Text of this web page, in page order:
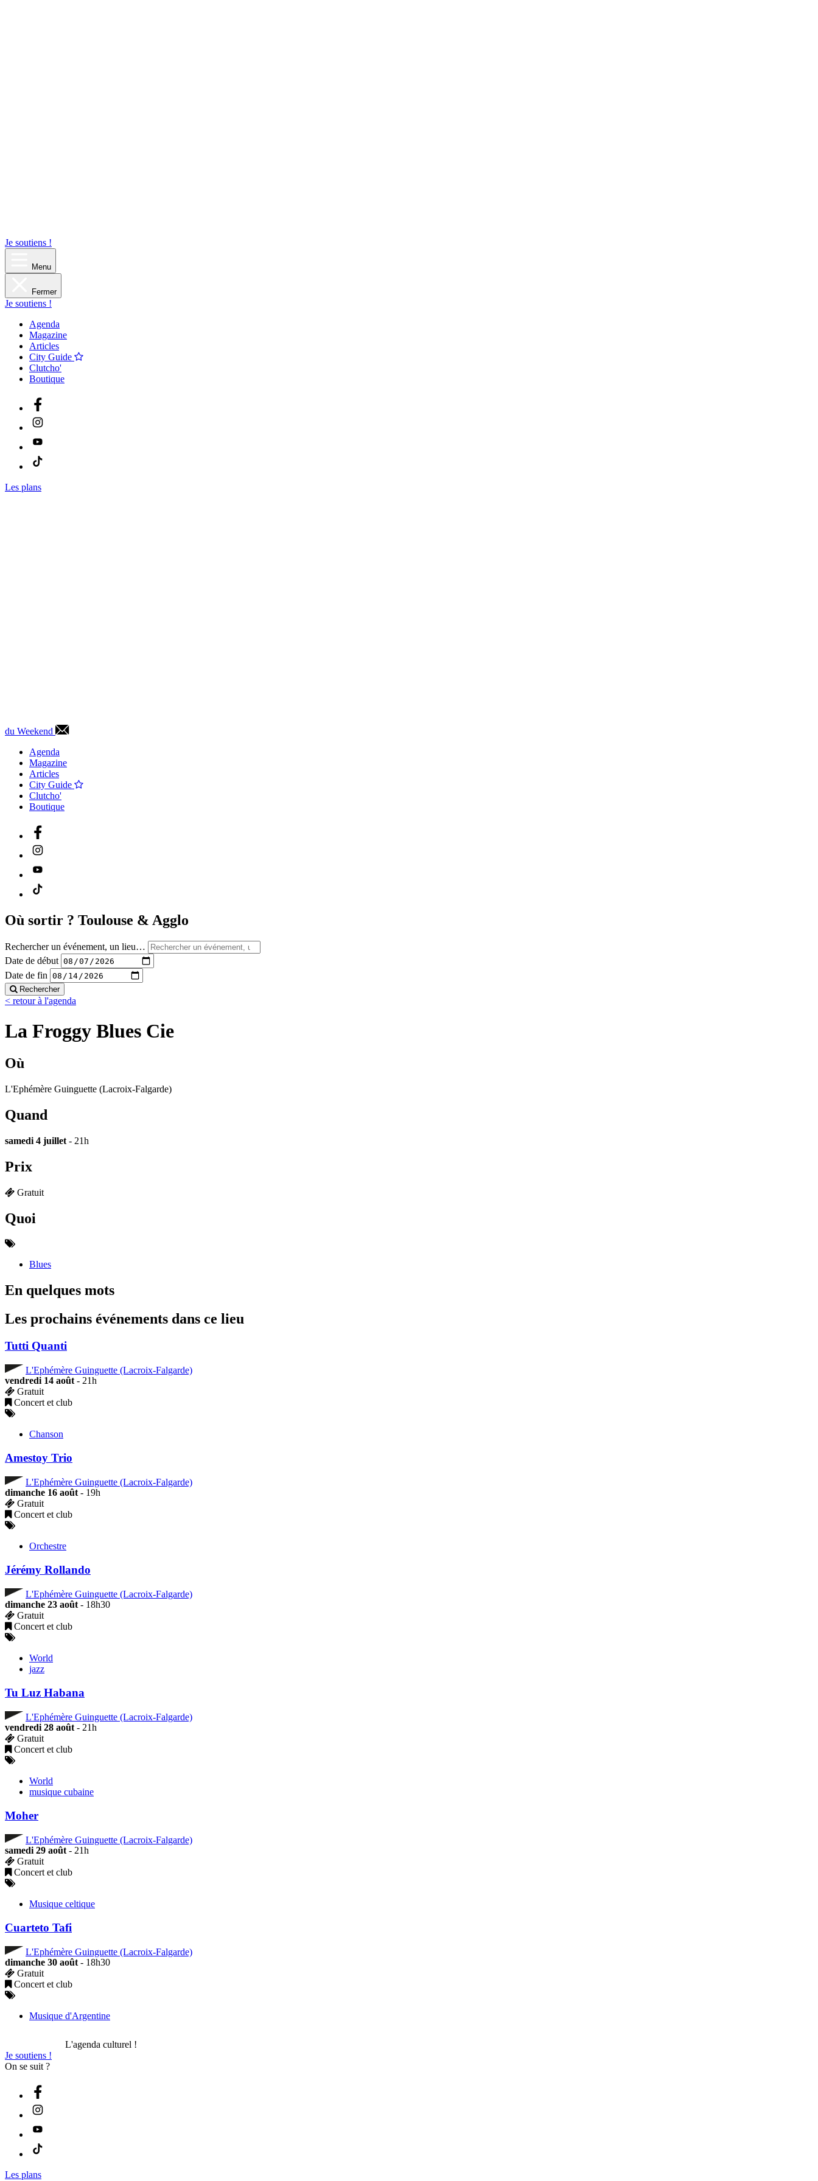
Je soutiens !
Menu
Fermer
Je soutiens !
Agenda
Magazine
Articles
City Guide
Clutcho'
Boutique
Les plans
du Weekend
Agenda
Magazine
Articles
City Guide
Clutcho'
Boutique
Où sortir ? Toulouse & Agglo
Rechercher un événement, un lieu…
Date de début
Date de fin
Rechercher
< retour à l'agenda
La Froggy Blues Cie
Où
L'Ephémère Guinguette (Lacroix-Falgarde)
Quand
samedi 4 juillet - 21h
Prix
Gratuit
Quoi
Blues
En quelques mots
Les prochains événements dans ce lieu
Tutti Quanti
L'Ephémère Guinguette (Lacroix-Falgarde)
vendredi 14 août- 21h
Gratuit
Concert et club
Chanson
Amestoy Trio
L'Ephémère Guinguette (Lacroix-Falgarde)
dimanche 16 août- 19h
Gratuit
Concert et club
Orchestre
Jérémy Rollando
L'Ephémère Guinguette (Lacroix-Falgarde)
dimanche 23 août- 18h30
Gratuit
Concert et club
World
jazz
Tu Luz Habana
L'Ephémère Guinguette (Lacroix-Falgarde)
vendredi 28 août- 21h
Gratuit
Concert et club
World
musique cubaine
Moher
L'Ephémère Guinguette (Lacroix-Falgarde)
samedi 29 août- 21h
Gratuit
Concert et club
Musique celtique
Cuarteto Tafi
L'Ephémère Guinguette (Lacroix-Falgarde)
dimanche 30 août- 18h30
Gratuit
Concert et club
Musique d'Argentine
L'agenda culturel !
Je soutiens !
On se suit ?
Les plans